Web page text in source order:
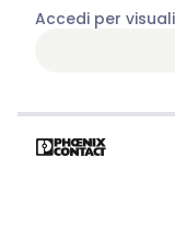
Accedi per